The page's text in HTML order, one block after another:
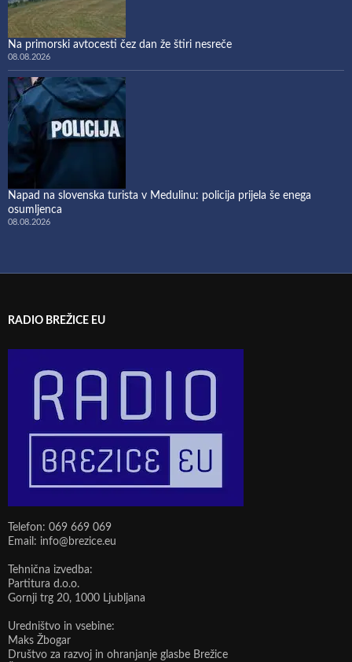
Na primorski avtocesti čez dan že štiri nesreče
08.08.2026
Napad na slovenska turista v Medulinu: policija prijela še enega
osumljenca
08.08.2026
RADIO BREŽICE EU
Telefon: 069 669 069
Email: info@brezice.eu
Tehnična izvedba:
Partitura d.o.o.
Gornji trg 20, 1000 Ljubljana
Uredništvo in vsebine:
Maks Žbogar
Društvo za razvoj in ohranjanje glasbe Brežice